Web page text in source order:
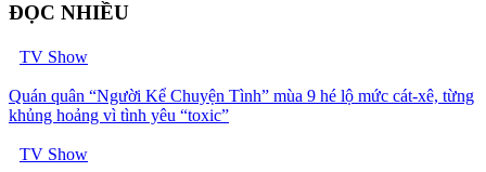
ĐỌC NHIỀU
TV Show
Quán quân “Người Kể Chuyện Tình” mùa 9 hé lộ mức cát-xê, từng
khủng hoảng vì tình yêu “toxic”
TV Show